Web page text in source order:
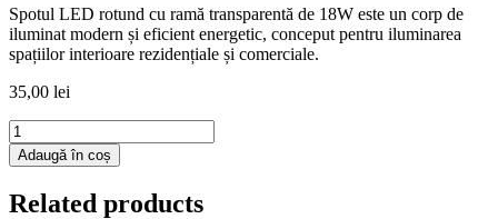
Spotul LED rotund cu ramă transparentă de 18W este un corp de
iluminat modern și eficient energetic, conceput pentru iluminarea
spațiilor interioare rezidențiale și comerciale.
35,00 lei
Cantitate
Spot
Led
Rama
Adaugă în coș
Related products